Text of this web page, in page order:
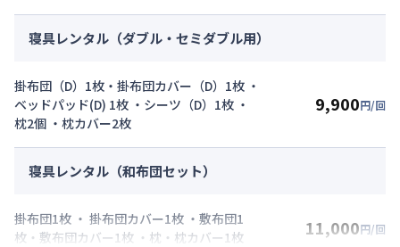
寝具レンタル（ダブル・セミダブル用）
掛布団（D）1枚・掛布団カバー（D）1枚 ・
ベッドパッド(D) 1枚 ・シーツ（D）1枚 ・
枕2個 ・枕カバー2枚
9,900円/回
寝具レンタル（和布団セット）
掛布団1枚 ・ 掛布団カバー1枚 ・敷布団1
枚・敷布団カバー1枚 ・枕・枕カバー1枚
11,000円/回